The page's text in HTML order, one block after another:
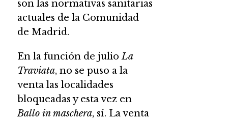
son las normativas sanitarias
actuales de la Comunidad
de Madrid.
En la función de julioLa
Traviata, no se puso a la
venta las localidades
bloqueadas y esta vez en
Ballo in maschera, sí. La venta